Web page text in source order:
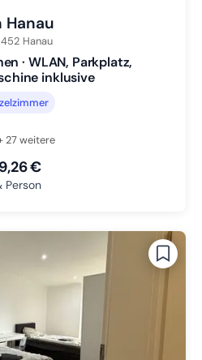
Hanau
Hanau
· WLAN, Parkplatz,
inklusive
27 weitere
€
Person